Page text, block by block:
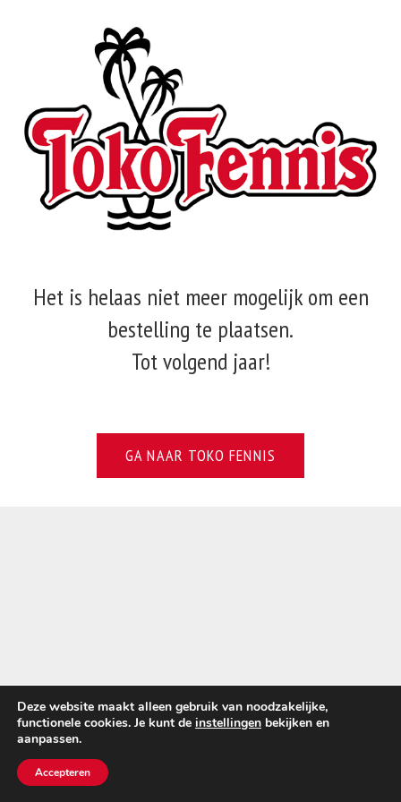
Het is helaas niet meer mogelijk om een
bestelling te plaatsen.
Tot volgend jaar!
GA NAAR TOKO FENNIS
Deze website maakt alleen gebruik van noodzakelijke,
functionele cookies. Je kunt de instellingen bekijken en
aanpassen.
Accepteren